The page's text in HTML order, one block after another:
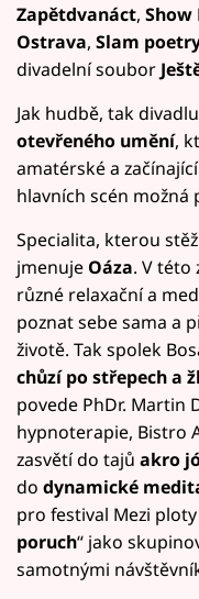
Zapětdvanáct, Show
Ostrava, Slam
divadelní soubor
Jak hudbě, tak
otevřeného umění,
amatérské a
hlavních scén možná
Specialita, kterou
jmenuje Oáza. V této
různé relaxační a
poznat sebe sama a
životě. Tak spolek
chůzí po střepech a
povede PhDr. Martin
hypnoterapie, Bistro
zasvětí do tajů akro
do dynamické
pro festival Mezi
poruch“ jako
samotnými